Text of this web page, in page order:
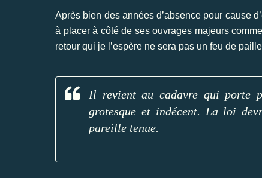
Après bien des années d’absence pour cause
à placer à côté de ses ouvrages majeurs comme
retour qui je l’espère ne sera pas un feu de
Il revient au cadavre qui porte
grotesque et indécent. La loi
pareille tenue.